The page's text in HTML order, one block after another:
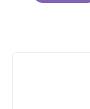
Email